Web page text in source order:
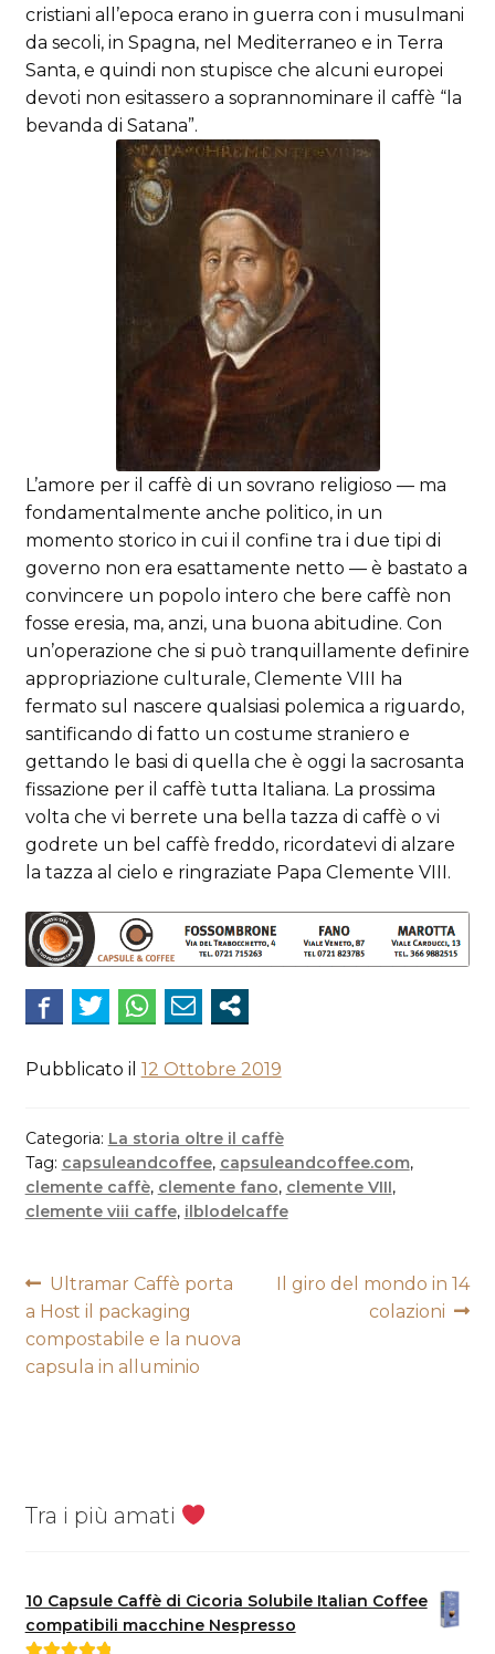
cristiani all’epoca erano in guerra con i musulmani
da secoli, in Spagna, nel Mediterraneo e in Terra
Santa, e quindi non stupisce che alcuni europei
devoti non esitassero a soprannominare il caffè “la
bevanda di Satana”.
L’amore per il caffè di un sovrano religioso — ma
fondamentalmente anche politico, in un
momento storico in cui il confine tra i due tipi di
governo non era esattamente netto — è bastato a
convincere un popolo intero che bere caffè non
fosse eresia, ma, anzi, una buona abitudine. Con
un’operazione che si può tranquillamente definire
appropriazione culturale, Clemente VIII ha
fermato sul nascere qualsiasi polemica a riguardo,
santificando di fatto un costume straniero e
gettando le basi di quella che è oggi la sacrosanta
fissazione per il caffè tutta Italiana. La prossima
volta che vi berrete una bella tazza di caffè o vi
godrete un bel caffè freddo, ricordatevi di alzare
la tazza al cielo e ringraziate Papa Clemente VIII.
Pubblicato il 12 Ottobre 2019
Categoria: La storia oltre il caffè
Tag: capsuleandcoffee, capsuleandcoffee.com,
clemente caffè, clemente fano, clemente VIII,
clemente viii caffe, ilblodelcaffe
Navigazione
articoli
Articolo
precedente:
Ultramar Caffè porta
a Host il packaging
compostabile e la nuova
capsula in alluminio
Articolo
successivo:
Il giro del mondo in 14
colazioni
Tra i più amati
10 Capsule Caffè di Cicoria Solubile Italian Coffee
compatibili macchine Nespresso